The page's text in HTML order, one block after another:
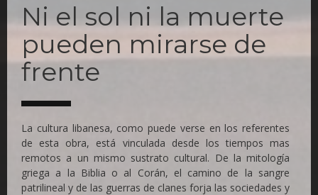
Ni el sol ni la muerte
pueden mirarse de
frente
La cultura libanesa, como puede verse en los referentes
de esta obra, está vinculada desde los tiempos mas
remotos a un mismo sustrato cultural. De la mitología
griega a la Biblia o al Corán, el camino de la sangre
patrilineal y de las guerras de clanes forja las sociedades y